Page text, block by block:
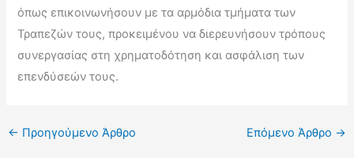
όπως επικοινωνήσουν με τα αρμόδια τμήματα των
Τραπεζών τους, προκειμένου να διερευνήσουν τρόπους
συνεργασίας στη χρηματοδότηση και ασφάλιση των
επενδύσεών τους.
← Προηγούμενο Άρθρο Επόμενο Άρθρο →